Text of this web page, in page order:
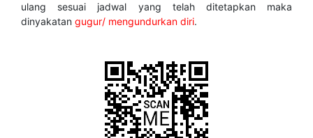
ulang sesuai jadwal yang telah ditetapkan maka
dinyakatan gugur/ mengundurkan diri.